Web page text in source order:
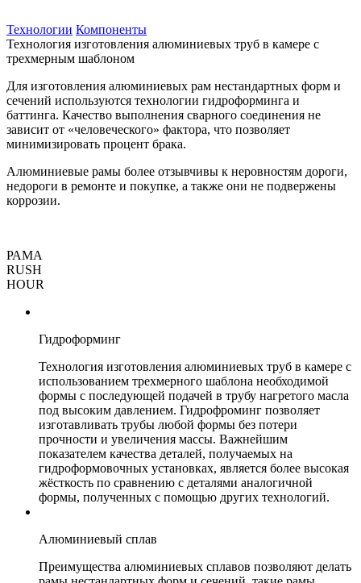
Технологии Компоненты
Технология изготовления алюминиевых труб в камере с
трехмерным шаблоном
Для изготовления алюминиевых рам нестандартных форм и
сечений используются технологии гидроформинга и
баттинга. Качество выполнения сварного соединения не
зависит от «человеческого» фактора, что позволяет
минимизировать процент брака.
Алюминиевые рамы более отзывчивы к неровностям дороги,
недороги в ремонте и покупке, а также они не подвержены
коррозии.
РАМА
RUSH
HOUR
Гидроформинг
Технология изготовления алюминиевых труб в камере с
использованием трехмерного шаблона необходимой
формы с последующей подачей в трубу нагретого масла
под высоким давлением. Гидрофроминг позволяет
изготавливать трубы любой формы без потери
прочности и увеличения массы. Важнейшим
показателем качества деталей, получаемых на
гидроформовочных установках, является более высокая
жёсткость по сравнению с деталями аналогичной
формы, полученных с помощью других технологий.
Алюминиевый сплав
Преимущества алюминиевых сплавов позволяют делать